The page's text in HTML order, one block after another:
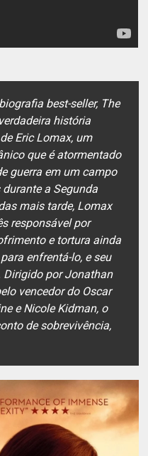
best-seller, The
história
Eric Lomax, um
que é atormentado
guerra em um campo
a Segunda
mais tarde, Lomax
responsável por
e tortura ainda
enfrentá-lo, e seu
Dirigido por Jonathan
vencedor do Oscar
e Nicole Kidman, o
de sobrevivência,